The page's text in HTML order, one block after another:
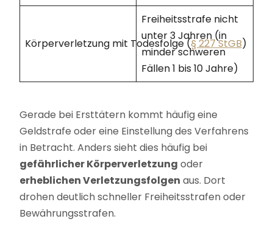
Körperverletzung mit Todesfolge (§ 227 StGB)
Freiheitsstrafe nicht
unter 3 Jahren (in
minder schweren
Fällen 1 bis 10 Jahre)
Gerade bei Ersttätern kommt häufig eine
Geldstrafe oder eine Einstellung des Verfahrens
in Betracht. Anders sieht dies häufig bei
gefährlicher Körperverletzung oder
erheblichen Verletzungsfolgen aus. Dort
drohen deutlich schneller Freiheitsstrafen oder
Bewährungsstrafen.